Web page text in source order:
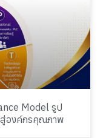
Model รูป
สู่องค์กรคุณภาพ